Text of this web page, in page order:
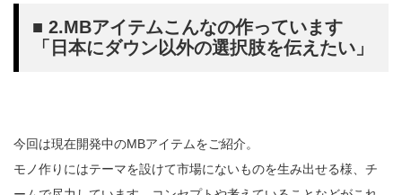
■ 2.MBアイテムこんなの作っています
「日本にダウン以外の選択肢を伝えたい」
今回は現在開発中のMBアイテムをご紹介。
モノ作りにはテーマを設けて市場にないものを生み出せる様、チ